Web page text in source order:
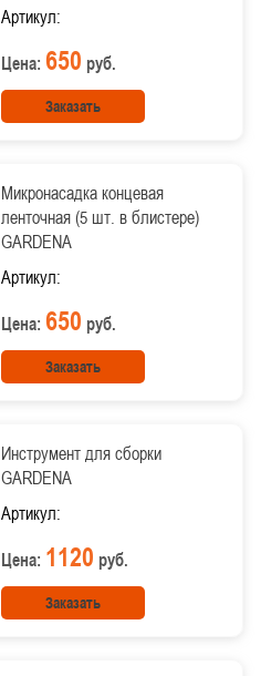
Артикул:
Цена: 650 руб.
Заказать
Микронасадка концевая
ленточная (5 шт. в блистере)
GARDENA
Артикул:
Цена: 650 руб.
Заказать
Инструмент для сборки
GARDENA
Артикул:
Цена: 1120 руб.
Заказать